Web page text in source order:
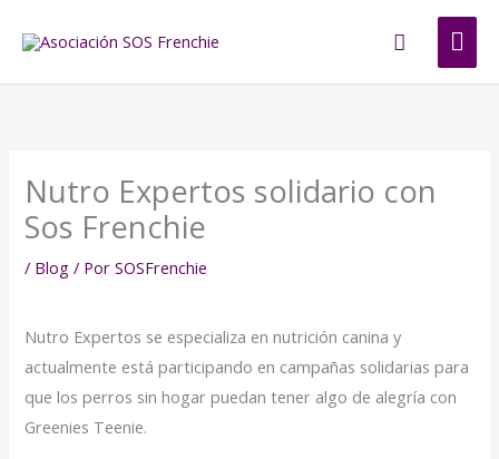
Buscar
Nutro Expertos solidario con
Sos Frenchie
/ Blog / PorSOSFrenchie
Nutro Expertos se especializa en nutrición canina y
actualmente está participando en campañas solidarias para
que los perros sin hogar puedan tener algo de alegría con
Greenies Teenie.